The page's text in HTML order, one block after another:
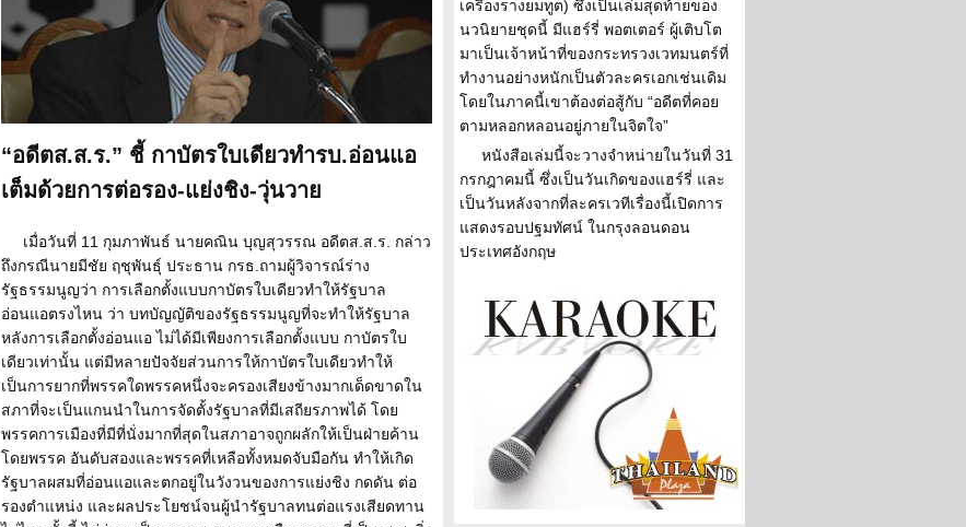
“อดีตส.ส.ร.” ชี้ กาบัตรใบเดียวทำรบ.อ่อนแอ
เต็มด้วยการต่อรอง-แย่งชิง-วุ่นวาย
เมื่อวันที่ 11 กุมภาพันธ์ นายคณิน บุญสุวรรณ อดีตส.ส.ร. กล่าว
ถึงกรณีนายมีชัย ฤชุพันธุ์ ประธาน กรธ.ถามผู้วิจารณ์ร่าง
รัฐธรรมนูญว่า การเลือกตั้งแบบกาบัตรใบเดียวทำให้รัฐบาล
อ่อนแอตรงไหน ว่า บทบัญญัติของรัฐธรรมนูญที่จะทำให้รัฐบาล
หลังการเลือกตั้งอ่อนแอ ไม่ได้มีเพียงการเลือกตั้งแบบ กาบัตรใบ
เดียวเท่านั้น แต่มีหลายปัจจัยส่วนการให้กาบัตรใบเดียวทำให้
เป็นการยากที่พรรคใดพรรคหนึ่งจะครองเสียงข้างมากเด็ดขาดใน
สภาที่จะเป็นแกนนำในการจัดตั้งรัฐบาลที่มีเสถียรภาพได้ โดย
พรรคการเมืองที่มีที่นั่งมากที่สุดในสภาอาจถูกผลักให้เป็นฝ่ายค้าน
โดยพรรค อันดับสองและพรรคที่เหลือทั้งหมดจับมือกัน ทำให้เกิด
รัฐบาลผสมที่อ่อนแอและตกอยู่ในวังวนของการแย่งชิง กดดัน ต่อ
รองตำแหน่ง และผลประโยชน์จนผู้นำรัฐบาลทนต่อแรงเสียดทาน
เครื่องรางยมทูต) ซึ่งเป็นเล่มสุดท้ายของ
นวนิยายชุดนี้ มีแฮร์รี่ พอตเตอร์ ผู้เติบโต
มาเป็นเจ้าหน้าที่ของกระทรวงเวทมนตร์ที่
ทำงานอย่างหนักเป็นตัวละครเอกเช่นเดิม
โดยในภาคนี้เขาต้องต่อสู้กับ “อดีตที่คอย
ตามหลอกหลอนอยู่ภายในจิตใจ”
หนังสือเล่มนี้จะวางจำหน่ายในวันที่ 31
กรกฎาคมนี้ ซึ่งเป็นวันเกิดของแฮร์รี่ และ
เป็นวันหลังจากที่ละครเวทีเรื่องนี้เปิดการ
แสดงรอบปฐมทัศน์ ในกรุงลอนดอน
ประเทศอังกฤษ